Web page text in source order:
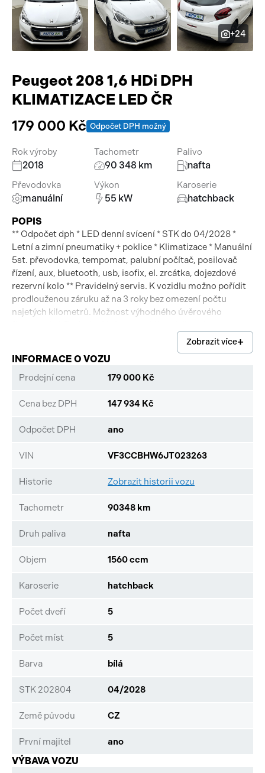
Pracovní stroje
Náhradní díly
Příslušenství
Auto a život
Videa
+24
Peugeot 208 1,6 HDi DPH
KLIMATIZACE LED ČR
179 000 Kč Odpočet DPH možný
Rok výroby
2018
Tachometr
90 348 km
Palivo
nafta
Převodovka
manuální
Výkon
55 kW
Karoserie
hatchback
POPIS
** Odpočet dph * LED denní svícení * STK do 04/2028 *
Letní a zimní pneumatiky + poklice * Klimatizace * Manuální
5st. převodovka, tempomat, palubní počítač, posilovač
řízení, aux, bluetooth, usb, isofix, el. zrcátka, dojezdové
rezervní kolo ** Pravidelný servis. K vozidlu možno pořídit
prodlouženou záruku až na 3 roky bez omezení počtu
najetých kilometrů. Možnost výhodného úvěrového
Zobrazit více
INFORMACE O VOZU
Prodejní cena 179 000 Kč
Cena bez DPH 147 934 Kč
Odpočet DPH ano
VIN VF3CCBHW6JT023263
Historie Zobrazit historii vozu
Tachometr 90348 km
Druh paliva nafta
Objem 1560 ccm
Karoserie hatchback
Počet dveří 5
Počet míst 5
Barva bílá
STK 202804 04/2028
Země původu CZ
První majitel ano
VÝBAVA VOZU